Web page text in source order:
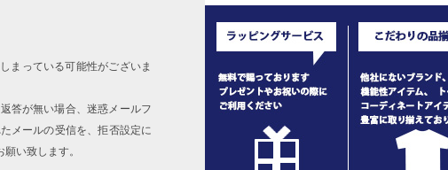
まっている可能性がございま
答が無い場合、迷惑メールフ
メールの受信を、拒否設定に
い致します。